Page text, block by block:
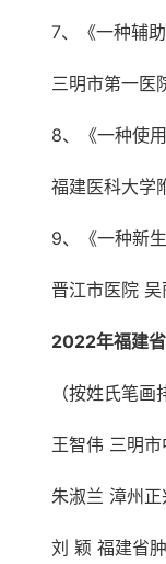
7、《一种辅
三明市第一医
8、《一种使
福建医科大学
9、《一种新
晋江市医院 吴
2022年福建
（按姓氏笔画
王智伟 三明
朱淑兰 漳州
刘 颖 福建省